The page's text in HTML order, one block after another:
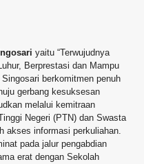
yaitu “Terwujudnya
Berprestasi dan Mampu
berkomitmen penuh
gerbang kesuksesan
melalui kemitraan
Negeri (PTN) dan Swasta
akses informasi perkuliahan.
pada jalur pengabdian
erat dengan Sekolah